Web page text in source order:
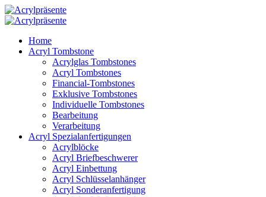
Home
Acryl Tombstone
Acrylglas Tombstones
Acryl Tombstones
Financial-Tombstones
Exklusive Tombstones
Individuelle Tombstones
Bearbeitung
Verarbeitung
Acryl Spezialanfertigungen
Acrylblöcke
Acryl Briefbeschwerer
Acryl Einbettung
Acryl Schlüsselanhänger
Acryl Sonderanfertigung